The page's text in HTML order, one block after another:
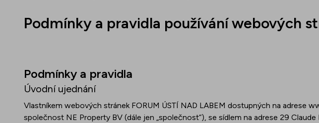
Obchody
Nabídky
Podmínky a pravidla používání webových
Podmínky a pravidla
Úvodní ujednání
Vlastníkem webových stránek FORUM ÚSTÍ NAD LABEM dostupných na adrese
společnost NE Property BV (dále jen „společnost“), se sídlem na adrese 29